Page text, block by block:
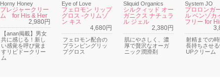
Horny Honey
プレジャークリー
ム for His & Her
2,980円
【anan掲載】男女
共に感じる！新し
い感覚を呼び覚ま
すリビドークリー
ム
Eye of Love
フェロモン リップ
グロス -クリムゾ
ン キス
4,680円
フェロモン配合の
プランピングリッ
プグロス
Sliquid Organics
シルクィッド オー
ガニクス ナチュラ
ル ジェル
2,380円
肌にやさしく、濃
厚で贅沢なオーガ
ニック潤滑剤
System JO
プロロンガ
ル ベンゾカ
フリー for
射精までの
長持ちさせ
UPクリーム